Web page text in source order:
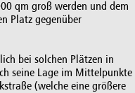
qm groß werden und dem
Platz gegenüber
bei solchen Plätzen in
seine Lage im Mittelpunkte
(welche eine größere